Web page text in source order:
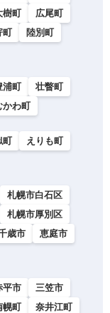
樹町
広尾町
町
陸別町
浦町
壮瞥町
かわ町
町
えりも町
札幌市白石区
札幌市厚別区
歳市
恵庭市
平市
三笠市
幌町
奈井江町